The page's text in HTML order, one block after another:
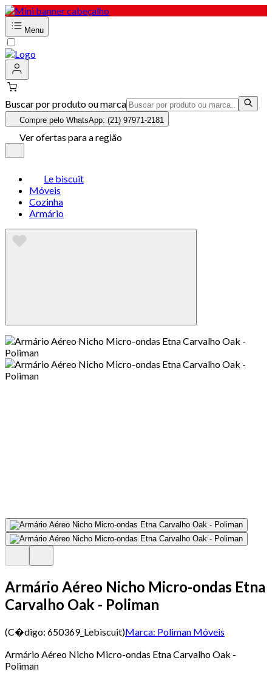
Menu
Buscar por produto ou marca
Compre pelo WhatsApp: (21) 97971-2181
Ver ofertas para a região
Le biscuit
Móveis
Cozinha
Armário
Armário Aéreo Nicho Micro-ondas Etna
Carvalho Oak - Poliman
(C�digo: 650369_Lebiscuit)Marca: Poliman Móveis
Armário Aéreo Nicho Micro-ondas Etna Carvalho Oak -
Poliman